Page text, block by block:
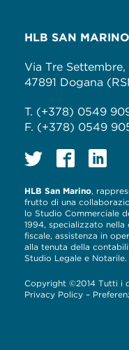
HLB SAN MARINO
Via Tre Settembre,
47891 Dogana
T. (+378) 0549
F. (+378) 0549
HLB San Marino,
frutto di una
lo Studio Commerciale
1994, specializzato
fiscale, assistenza in
alla tenuta della
Studio Legale e Notarile.
Copyright ©2014 Tutti i
Privacy Policy –